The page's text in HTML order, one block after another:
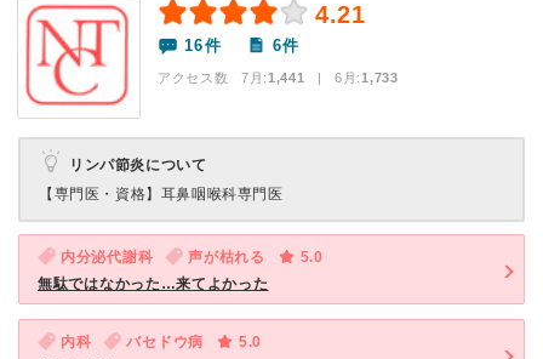
4.21
16件 6件
アクセス数 7月:1,441 | 6月:1,733
リンパ節炎について
【専門医・資格】 耳鼻咽喉科専門医
内分泌代謝科 声が枯れる
5.0
無駄ではなかった…来てよかった
内科 バセドウ病
5.0